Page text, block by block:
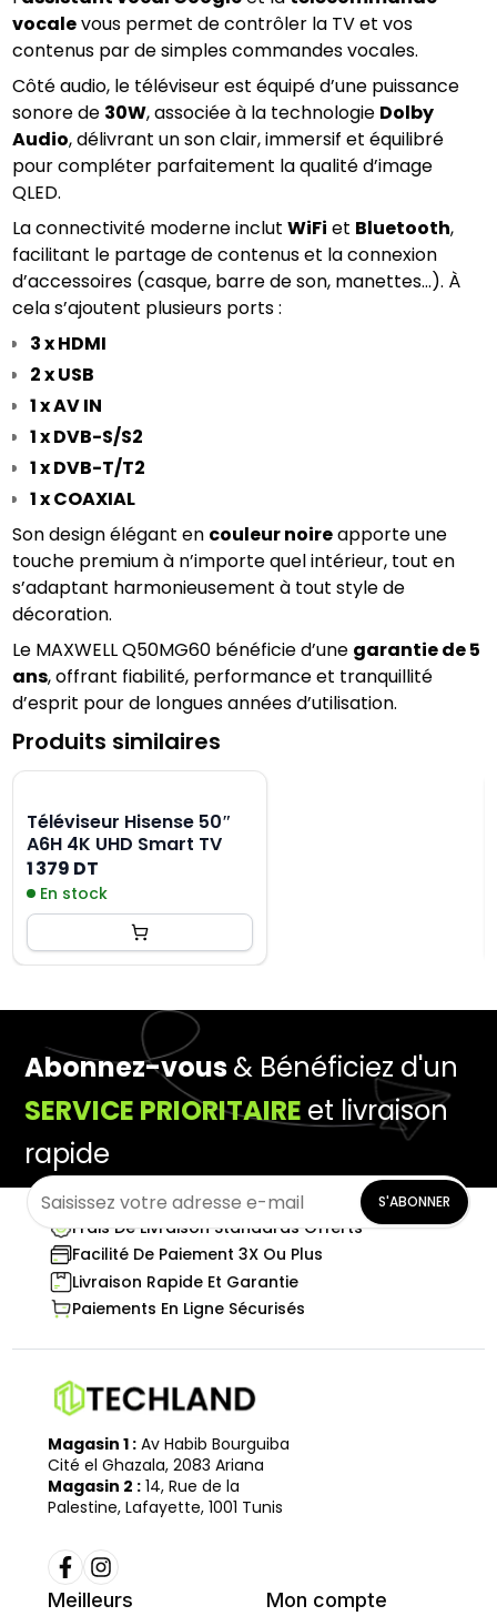
vocale vous permet de contrôler la TV et vos
contenus par de simples commandes vocales.
Côté audio, le téléviseur est équipé d’une puissance
sonore de 30W, associée à la technologie Dolby
Audio, délivrant un son clair, immersif et équilibré
pour compléter parfaitement la qualité d’image
QLED.
La connectivité moderne inclut WiFi et Bluetooth,
facilitant le partage de contenus et la connexion
d’accessoires (casque, barre de son, manettes…). À
cela s’ajoutent plusieurs ports :
3 x HDMI
2 x USB
1 x AV IN
1 x DVB-S/S2
1 x DVB-T/T2
1 x COAXIAL
Son design élégant en couleur noire apporte une
touche premium à n’importe quel intérieur, tout en
s’adaptant harmonieusement à tout style de
décoration.
Le MAXWELL Q50MG60 bénéficie d’une garantie de 5
ans, offrant fiabilité, performance et tranquillité
d’esprit pour de longues années d’utilisation.
Produits similaires
Téléviseur Hisense 50″
A6H 4K UHD Smart TV
1 379 DT
En stock
Abonnez-vous& Bénéficiez d'un
SERVICE PRIORITAIRE et livraison
rapide
S'ABONNER
Frais De Livraison Standards Offerts
Facilité De Paiement 3X Ou Plus
Livraison Rapide Et Garantie
Paiements En Ligne Sécurisés
Magasin 1 : Av Habib Bourguiba
Cité el Ghazala, 2083 Ariana
Magasin 2 : 14, Rue de la
Palestine, Lafayette, 1001 Tunis
Meilleurs Mon compte